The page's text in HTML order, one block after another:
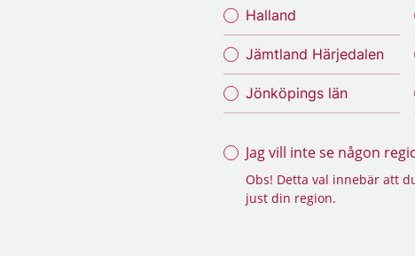
Halland
Jämtland Härjedalen
Jönköpings län
Jag vill inte se någon
Obs! Detta val innebär att
just din region.